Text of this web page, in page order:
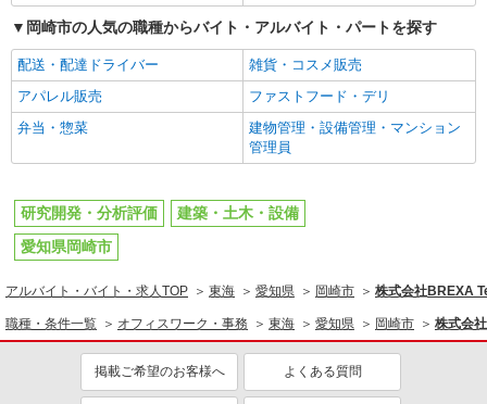
岡崎市の人気の職種からバイト・アルバイト・パートを探す
配送・配達ドライバー
雑貨・コスメ販売
アパレル販売
ファストフード・デリ
弁当・惣菜
建物管理・設備管理・マンション
管理員
研究開発・分析評価
建築・土木・設備
愛知県岡崎市
アルバイト・バイト・求人TOP 東海 愛知県 岡崎市 株式会社BREXA
職種・条件一覧 オフィスワーク・事務 東海 愛知県 岡崎市 株式会
掲載ご希望のお客様へ よくある質問